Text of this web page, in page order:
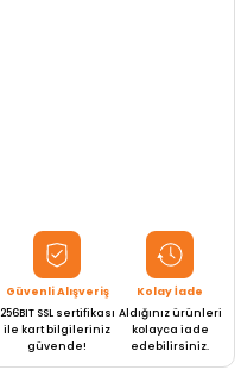
Güvenli Alışveriş
256BIT SSL sertifikası
ile kart bilgileriniz
güvende!
Kolay İade
Aldığınız ürünleri
kolayca iade
edebilirsiniz.